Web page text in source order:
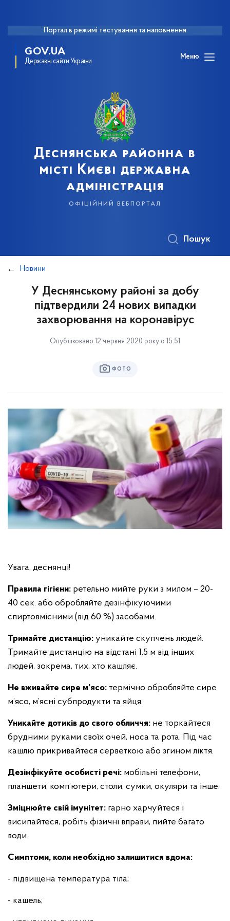
Портал в режимі тестування та наповнення
GOV.UA
Державні сайти України
Меню
Деснянська районна в
місті Києві державна
адміністрація
офіційний вебпортал
Пошук
Новини
У Деснянському районі за добу
підтвердили 24 нових випадки
захворювання на коронавірус
Опубліковано 12 червня 2020 року о 15:51
ФОТО
Увага, деснянці!
Правила гігієни: ретельно мийте руки з милом – 20-
40 сек. або обробляйте дезінфікуючими
спиртовмісними (від 60 %) засобами.
Тримайте дистанцію: уникайте скупчень людей.
Тримайте дистанцію на відстані 1,5 м від інших
людей, зокрема, тих, хто кашляє.
Не вживайте сире м’ясо: термічно обробляйте сире
м’ясо, м’ясні субпродукти та яйця.
Уникайте дотиків до свого обличчя: не торкайтеся
брудними руками своїх очей, носа та рота. Під час
кашлю прикривайтеся серветкою або згином ліктя.
Дезінфікуйте особисті речі: мобільні телефони,
планшети, комп’ютери, столи, сумки, окуляри та інше.
Зміцнюйте свій імунітет: гарно харчуйтеся і
висипайтеся, робіть фізичні вправи, пийте багато
води.
Симптоми, коли необхідно залишитися вдома:
- підвищена температура тіла;
- кашель;